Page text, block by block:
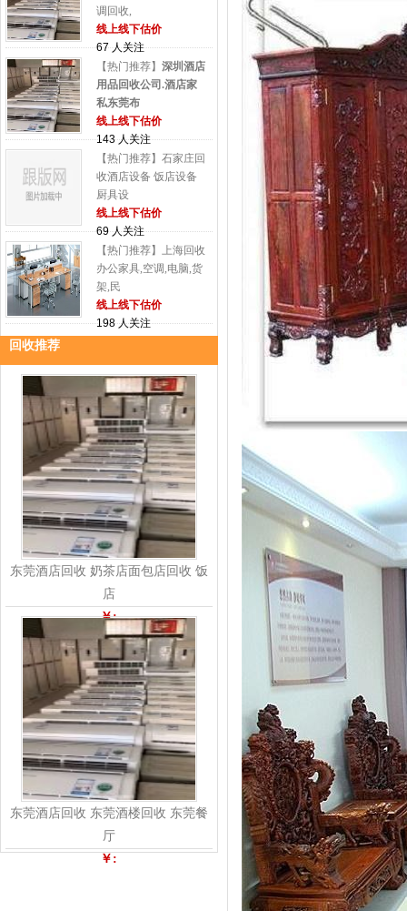
调回收,
线上线下估价
67 人关注
【热门推荐】 深圳酒店
用品回收公司.酒店家
私东莞布
线上线下估价
143 人关注
【热门推荐】石家庄回
收酒店设备 饭店设备
厨具设
线上线下估价
69 人关注
【热门推荐】上海回收
办公家具,空调,电脑,货
架,民
线上线下估价
198 人关注
回收推荐
东莞酒店回收 奶茶店面包店回收 饭
店
￥:
东莞酒店回收 东莞酒楼回收 东莞餐
厅
￥: